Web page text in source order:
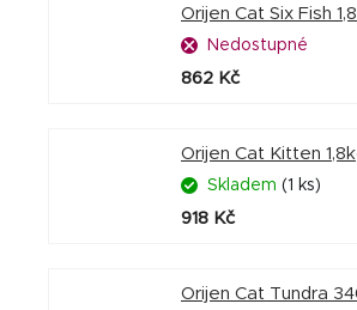
Orijen Cat Six Fish
Nedostupné
862 Kč
Orijen Cat Kitten
Skladem (1 ks)
918 Kč
Orijen Cat Tundra